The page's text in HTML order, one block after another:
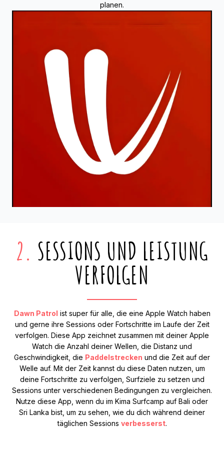
planen.
2. SESSIONS UND LEISTUNG
VERFOLGEN
Dawn Patrol ist super für alle, die eine Apple Watch haben
und gerne ihre Sessions oder Fortschritte im Laufe der Zeit
verfolgen. Diese App zeichnet zusammen mit deiner Apple
Watch die Anzahl deiner Wellen, die Distanz und
Geschwindigkeit, die Paddelstrecken und die Zeit auf der
Welle auf. Mit der Zeit kannst du diese Daten nutzen, um
deine Fortschritte zu verfolgen, Surfziele zu setzen und
Sessions unter verschiedenen Bedingungen zu vergleichen.
Nutze diese App, wenn du im Kima Surfcamp auf Bali oder
Sri Lanka bist, um zu sehen, wie du dich während deiner
täglichen Sessions verbesserst.